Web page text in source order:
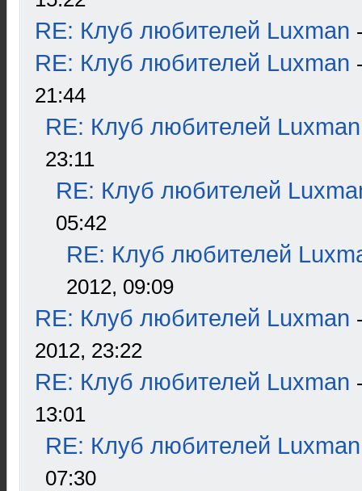
RE: Клуб любителей Luxman
RE: Клуб любителей Luxman
21:44
RE: Клуб любителей Luxman
23:11
RE: Клуб любителей
05:42
RE: Клуб любителей
2012, 09:09
RE: Клуб любителей Luxman
2012, 23:22
RE: Клуб любителей Luxman
13:01
RE: Клуб любителей Luxman
07:30